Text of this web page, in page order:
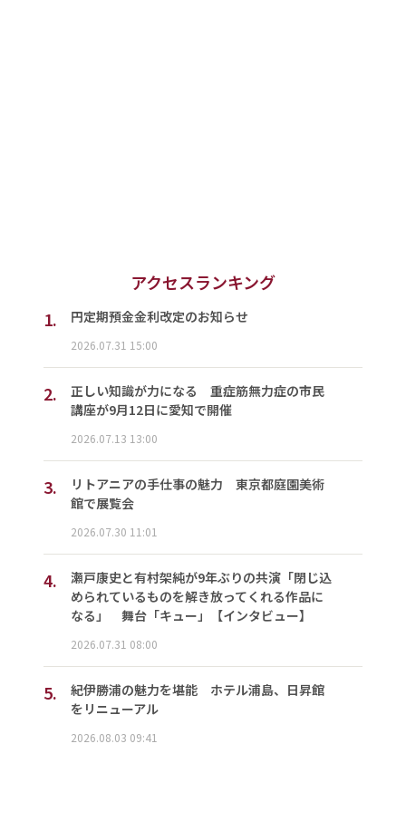
アクセスランキング
1.
円定期預金金利改定のお知らせ
2026.07.31 15:00
2.
正しい知識が力になる 重症筋無力症の市民
講座が9月12日に愛知で開催
2026.07.13 13:00
3.
リトアニアの手仕事の魅力 東京都庭園美術
館で展覧会
2026.07.30 11:01
4.
瀬戸康史と有村架純が9年ぶりの共演「閉じ込
められているものを解き放ってくれる作品に
なる」 舞台「キュー」【インタビュー】
2026.07.31 08:00
5.
紀伊勝浦の魅力を堪能 ホテル浦島、日昇館
をリニューアル
2026.08.03 09:41